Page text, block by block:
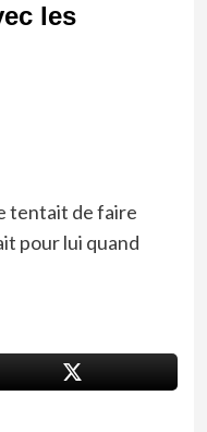
les
tentait de faire
pour lui quand